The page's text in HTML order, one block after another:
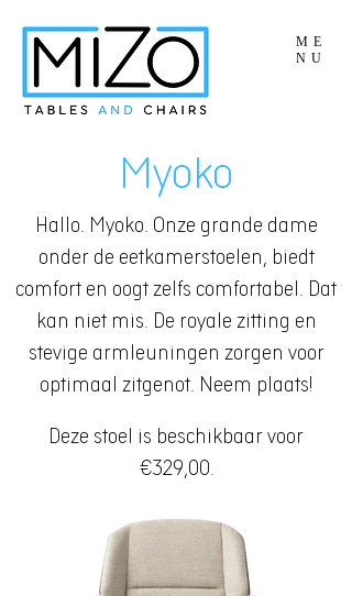
ME
NU
Myoko
Hallo. Myoko. Onze grande dame
onder de eetkamerstoelen, biedt
comfort en oogt zelfs comfortabel. Dat
kan niet mis. De royale zitting en
stevige armleuningen zorgen voor
optimaal zitgenot. Neem plaats!
Deze stoel is beschikbaar voor
€329,00.